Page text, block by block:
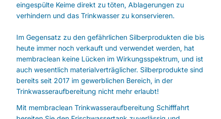
eingespülte Keime direkt zu töten, Ablagerungen zu
verhindern und das Trinkwasser zu konservieren.
Im Gegensatz zu den gefährlichen Silberprodukten die bis
heute immer noch verkauft und verwendet werden, hat
membraclean keine Lücken im Wirkungsspektrum, und ist
auch wesentlich materialverträglicher. Silberprodukte sind
bereits seit 2017 im gewerblichen Bereich, in der
Trinkwasseraufbereitung nicht mehr erlaubt!
Mit membraclean Trinkwasseraufbereitung Schifffahrt